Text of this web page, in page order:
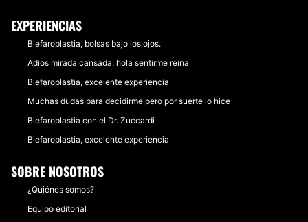
EXPERIENCIAS
Blefaroplastia, bolsas bajo los ojos.
Adios mirada cansada, hola sentirme reina
Blefaroplastia, excelente experiencia
Muchas dudas para decidirme pero por suerte lo hice
Blefaroplastia con el Dr. Zuccardi
Blefaroplastia, excelente experiencia
SOBRE NOSOTROS
¿Quiénes somos?
Equipo editorial